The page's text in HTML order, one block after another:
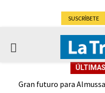
SUSCRÍBETE
PRIMARY
Gran futuro para